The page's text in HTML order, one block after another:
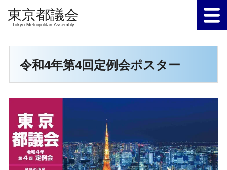
Tokyo Metropolitan Assembly
令和4年第4回定例会ポスター